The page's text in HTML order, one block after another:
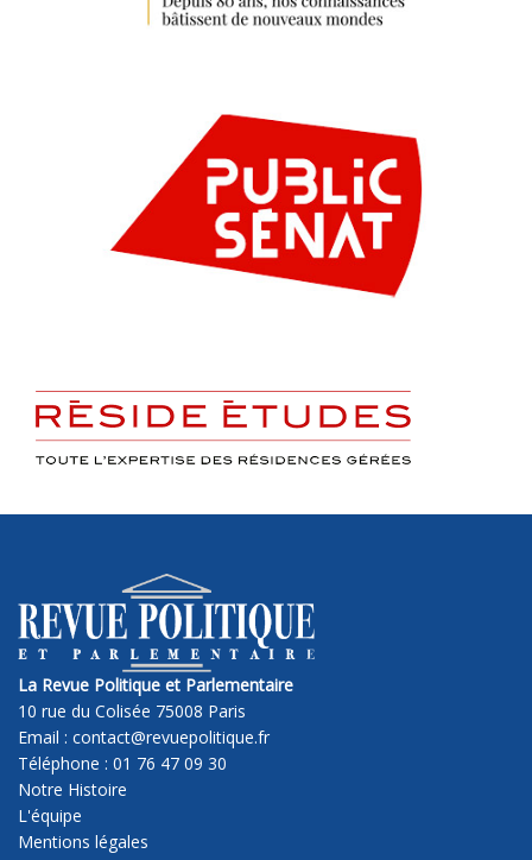
La Revue Politique et Parlementaire
10 rue du Colisée 75008 Paris
Email : contact@revuepolitique.fr
Téléphone : 01 76 47 09 30
Notre Histoire
L'équipe
Mentions légales